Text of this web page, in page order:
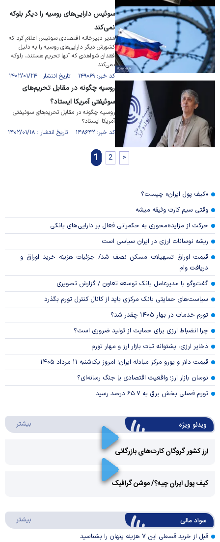
سوئیس دارایی‌های روسیه را دیگر بلوکه
نمی‌کند
مدیر دبیرخانه اقتصادی سوئیس اعلام کرد که
کشورش دیگر دارایی‌های روسیه را به دلیل
فقدان شواهدی که آنها تحریم هستند، بلوکه
نمی‌کند.
کد خبر: ۱۴۹۰۶۹ تاریخ انتشار : ۱۴۰۲/۰۱/۲۴
روسیه چگونه در مقابل تحریم‌های
سوئیفتی آمریکا ایستاد؟
روسیه چگونه در مقابل تحریم‌های سوئیفتی
آمریکا ایستاد؟
کد خبر: ۱۴۸۶۴۲ تاریخ انتشار : ۱۴۰۲/۰۱/۱۸
1 2 >
«کیف پول ایران» چیست؟
وقتی سیم کارت وثیقه میشه
حرکت از مزایده‌محوری به حکمرانی فعال بر دارایی‌های بانکی
ریشه نوسانات ارزی در ایران سیاسی است
قیمت اوراق تسهیلات مسکن نصف شد/ جزئیات هزینه خرید اوراق و
دریافت وام
گفت‌وگو با مدیرعامل بانک توسعه تعاون / گزارش تصویری
سیاست‌های حمایتی بانک مرکزی باید از کانال کنترل تورم بگذرد
تورم خدمات در بهار ۱۴۰۵ چقدر شد؟
چرا انضباط ارزی برای حمایت از تولید ضروری است؟
ذخایر ارزی، پشتوانه ثبات بازار ارز و مهار تورم
قیمت دلار و یورو مرکز مبادله ایران؛ امروز یک‌شنبه ۱۱ مرداد ۱۴۰۵
نوسان بازار ارز؛ واقعیت اقتصادی یا جنگ رسانه‌ای؟
تورم فصلی بخش برق به ۶۵.۷ درصد رسید
ویدئو ویژه بیشتر
ارز کشور گروگان کارت‌های بازرگانی
Video
کیف پول ایران چیه؟/ موشن گرافیک
سواد مالی بیشتر
قبل از خرید قسطی این ۷ هزینه پنهان را بشناسید